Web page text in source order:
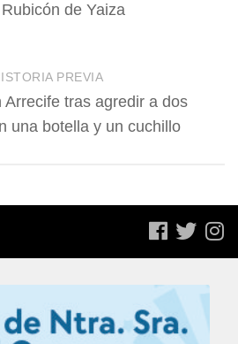
de Yaiza
PREVIA
Arrecife tras agredir a dos
una botella y un cuchillo